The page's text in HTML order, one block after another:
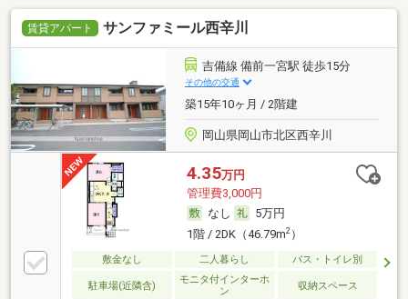
賃貸アパート サンファミール西辛川
吉備線 備前一宮駅 徒歩15分
その他の交通
築15年10ヶ月 / 2階建
岡山県岡山市北区西辛川
4.35万円
管理費3,000円
なし
5万円
1階 / 2DK（46.79m2）
敷金なし 二人暮らし バス・トイレ別
駐車場(近隣含)
モニタ付インターホ
ン
収納スペース